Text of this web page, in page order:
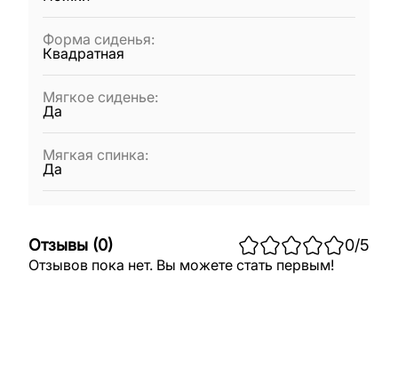
Форма сиденья:
Квадратная
Мягкое сиденье:
Да
Мягкая спинка:
Да
Отзывы (0) 0/5
Отзывов пока нет. Вы можете стать первым!